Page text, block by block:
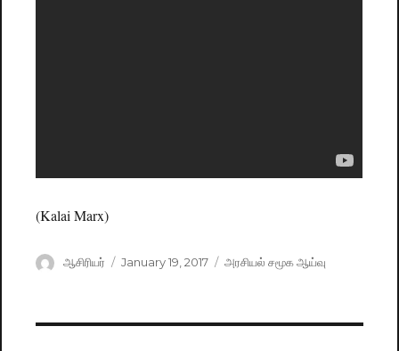
(Kalai Marx)
Author
ஆசிரியர்
Posted
January 19, 2017 Categories
அரசியல் சமூக ஆய்வு